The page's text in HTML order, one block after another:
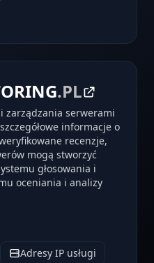
.PL
zarządzania serwerami
informacje o
recenzje,
mogą stworzyć
głosowania i
oceniania i analizy
Adresy IP usługi